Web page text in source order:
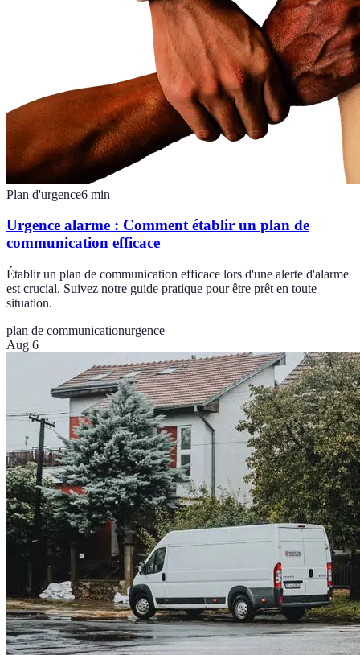
Plan d'urgence6 min
Urgence alarme : Comment établir un plan de
communication efficace
Établir un plan de communication efficace lors d'une alerte d'alarme
est crucial. Suivez notre guide pratique pour être prêt en toute
situation.
plan de communicationurgence
Aug 6